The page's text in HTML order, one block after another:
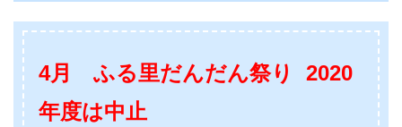
4月 ふる里だんだん祭り 2020
年度は中止